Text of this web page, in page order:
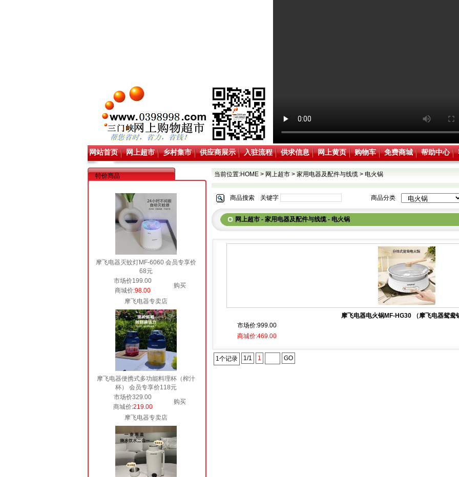
网站首页 网上超市 乡村集市 供应商展示 入驻流程 供求信息 网上黄页 购物车 免费商城 帮助中心
特价商品
摩飞电器灭蚊灯MF-6060 会员专享价
68元
市场价199.00
购买
商城价:98.00
摩飞电器专卖店
摩飞电器便携式多功能料理杯（榨汁
杯） 会员专享价118元
市场价329.00
购买
商城价:219.00
摩飞电器专卖店
当前位置:HOME> 网上超市> 家用电器及配件与线缆> 电火锅
商品搜索 关键字 商品分类
网上超市 - 家用电器及配件与线缆 - 电火锅
摩飞电器电火锅MF-HG30 （摩飞电器鸳鸯
市场价:999.00
商城价:469.00
1个记录 1/1 1 GO